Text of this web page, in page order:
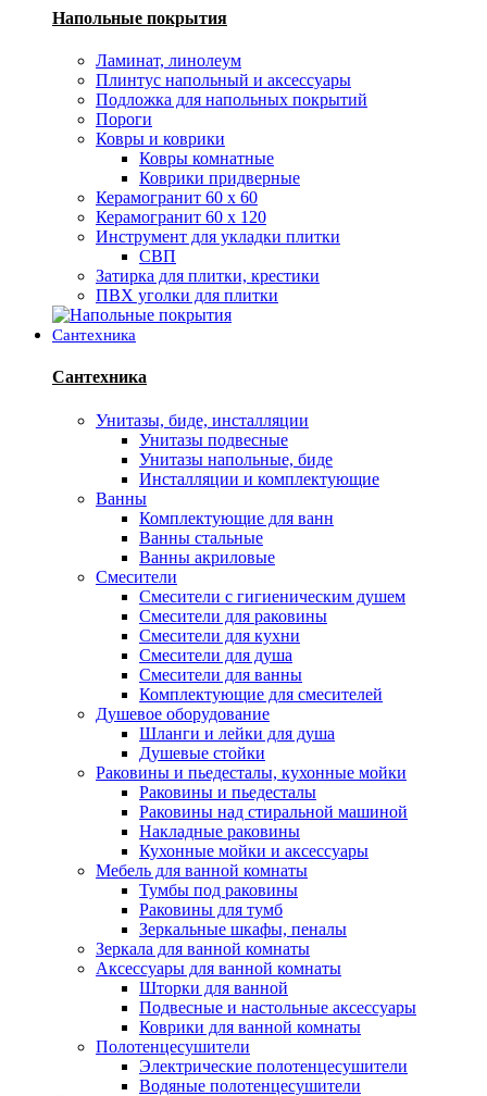
Напольные покрытия
Ламинат, линолеум
Плинтус напольный и аксессуары
Подложка для напольных покрытий
Пороги
Ковры и коврики
Ковры комнатные
Коврики придверные
Керамогранит 60 х 60
Керамогранит 60 х 120
Инструмент для укладки плитки
СВП
Затирка для плитки, крестики
ПВХ уголки для плитки
Сантехника
Сантехника
Унитазы, биде, инсталляции
Унитазы подвесные
Унитазы напольные, биде
Инсталляции и комплектующие
Ванны
Комплектующие для ванн
Ванны стальные
Ванны акриловые
Смесители
Смесители с гигиеническим душем
Смесители для раковины
Смесители для кухни
Смесители для душа
Смесители для ванны
Комплектующие для смесителей
Душевое оборудование
Шланги и лейки для душа
Душевые стойки
Раковины и пьедесталы, кухонные мойки
Раковины и пьедесталы
Раковины над стиральной машиной
Накладные раковины
Кухонные мойки и аксессуары
Мебель для ванной комнаты
Тумбы под раковины
Раковины для тумб
Зеркальные шкафы, пеналы
Зеркала для ванной комнаты
Аксессуары для ванной комнаты
Шторки для ванной
Подвесные и настольные аксессуары
Коврики для ванной комнаты
Полотенцесушители
Электрические полотенцесушители
Водяные полотенцесушители